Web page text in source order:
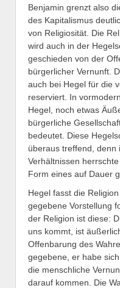
Benjamin grenzt also
des Kapitalismus
von Religiosität. Die
wird auch in der
geschieden von der
bürgerlicher Vernunft.
auch bei Hegel für die
reserviert. In
Hegel, noch etwas
bürgerliche
bedeutet. Diese
überaus treffend, denn
Verhältnissen
Form eines auf Dauer
Hegel fasst die
gegebene Vorstellung
der Religion ist diese:
uns kommt, ist
Offenbarung des
gegebene, er habe
die menschliche
darauf kommen. Die